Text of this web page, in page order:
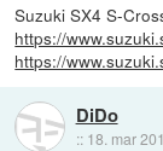
Suzuki SX4 S-
https://
https://
DiDo
:: 18. mar